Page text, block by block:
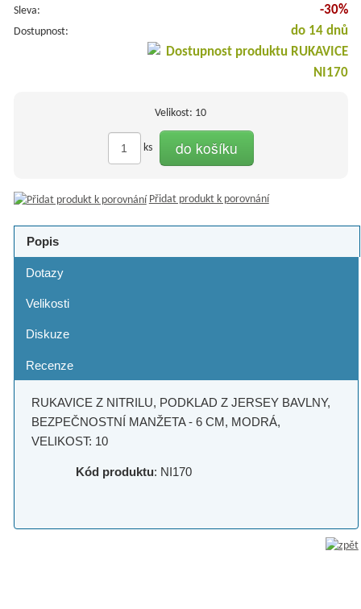
Sleva: -30%
Dostupnost: do 14 dnů
Velikost: 10
ks do košíku
Přidat produkt k porovnání
Popis
Dotazy
Velikosti
Diskuze
Recenze
RUKAVICE Z NITRILU, PODKLAD Z JERSEY BAVLNY,
BEZPEČNOSTNÍ MANŽETA - 6 CM, MODRÁ,
VELIKOST: 10
Kód produktu: NI170